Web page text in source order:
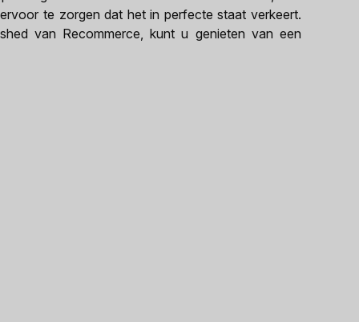
te zorgen dat het in perfecte staat verkeert.
van Recommerce, kunt u genieten van een